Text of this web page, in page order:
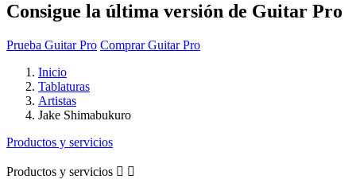
Consigue la última versión de Guitar Pro
Prueba Guitar Pro Comprar Guitar Pro
Inicio
Tablaturas
Artistas
Jake Shimabukuro
Productos y servicios
Productos y servicios  